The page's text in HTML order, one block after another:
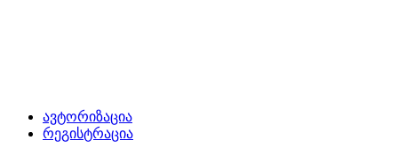
ავტორიზაცია
რეგისტრაცია